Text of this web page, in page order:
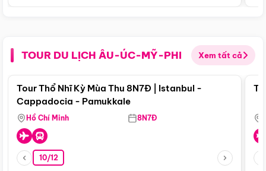
TOUR DU LỊCH ÂU-ÚC-MỸ-PHI Xem tất cả
Điểm nổi bật
Tour Thổ Nhĩ Kỳ Mùa Thu 8N7Đ | Istanbul -
Cappadocia - Pamukkale
Hồ Chí Minh 8N7Đ
10/12